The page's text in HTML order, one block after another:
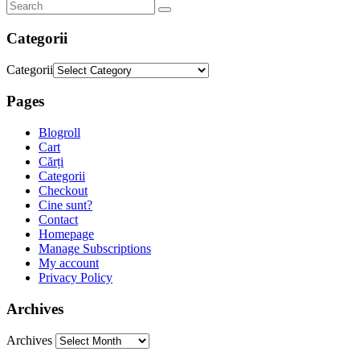
Categorii
Categorii
Pages
Blogroll
Cart
Cărți
Categorii
Checkout
Cine sunt?
Contact
Homepage
Manage Subscriptions
My account
Privacy Policy
Archives
Archives